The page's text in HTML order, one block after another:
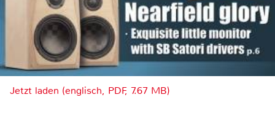
Jetzt laden (englisch, PDF, 7.67 MB)